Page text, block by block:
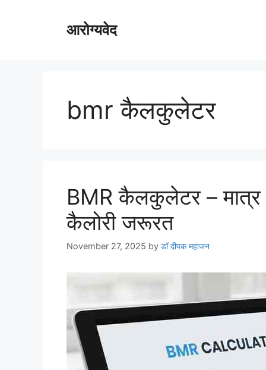
आरोग्यवेद
bmr कैलकुलेटर
BMR कैलकुलेटर –
कैलोरी जरूरत
November 27, 2025 by डॉ दीपक महाजन